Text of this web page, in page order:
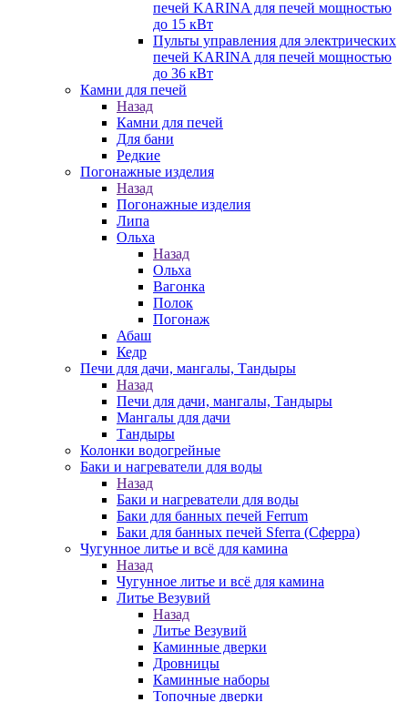
печей KARINA для печей мощностью
до 15 кВт
Пульты управления для электрических
печей KARINA для печей мощностью
до 36 кВт
Камни для печей
Назад
Камни для печей
Для бани
Редкие
Погонажные изделия
Назад
Погонажные изделия
Липа
Ольха
Назад
Ольха
Вагонка
Полок
Погонаж
Абаш
Кедр
Печи для дачи, мангалы, Тандыры
Назад
Печи для дачи, мангалы, Тандыры
Мангалы для дачи
Тандыры
Колонки водогрейные
Баки и нагреватели для воды
Назад
Баки и нагреватели для воды
Баки для банных печей Ferrum
Баки для банных печей Sferra (Сферра)
Чугунное литье и всё для камина
Назад
Чугунное литье и всё для камина
Литье Везувий
Назад
Литье Везувий
Каминные дверки
Дровницы
Каминные наборы
Топочные дверки